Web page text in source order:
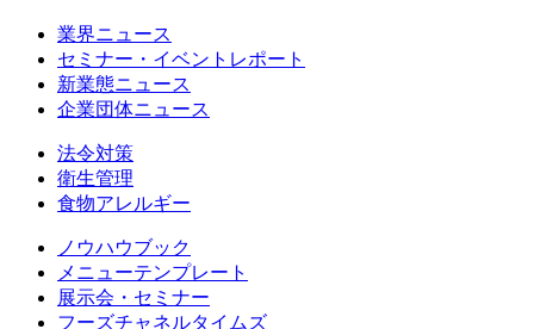
業界ニュース
セミナー・イベントレポート
新業態ニュース
企業団体ニュース
法令対策
衛生管理
食物アレルギー
ノウハウブック
メニューテンプレート
展示会・セミナー
フーズチャネルタイムズ